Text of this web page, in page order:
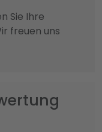
Sie Ihre
freuen uns